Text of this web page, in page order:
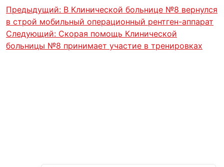
Предыдущий: В Клинической больнице №8 вернулся
в строй мобильный операционный рентген-аппарат
Следующий: Скорая помощь Клинической
больницы №8 принимает участие в тренировках